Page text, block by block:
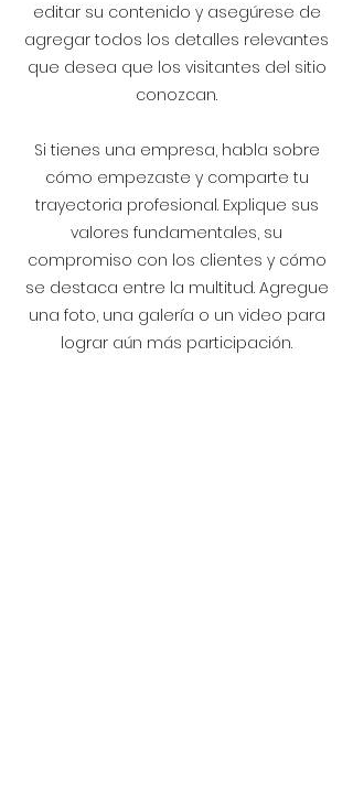
editar su contenido y asegúrese de
agregar todos los detalles relevantes
que desea que los visitantes del sitio
conozcan.
Si tienes una empresa, habla sobre
cómo empezaste y comparte tu
trayectoria profesional. Explique sus
valores fundamentales, su
compromiso con los clientes y cómo
se destaca entre la multitud. Agregue
una foto, una galería o un video para
lograr aún más participación.